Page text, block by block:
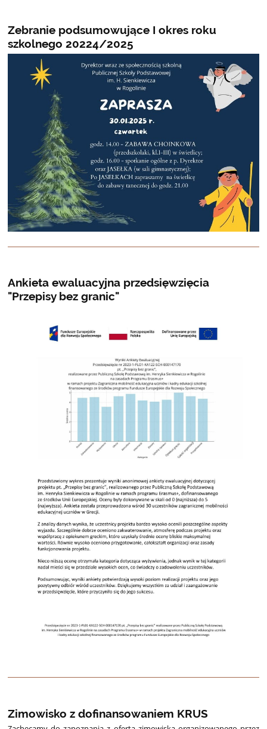
Zebranie podsumowujące I okres roku
szkolnego 20224/2025
Ankieta ewaluacyjna przedsięwzięcia
"Przepisy bez granic"
Zimowisko z dofinansowaniem KRUS